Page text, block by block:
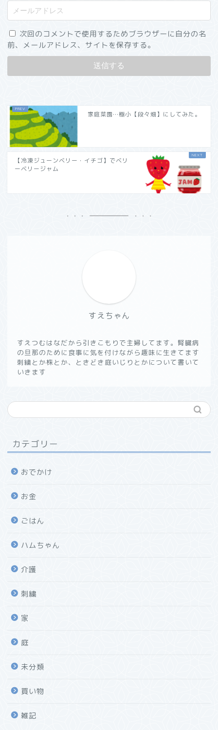
次回のコメントで使用するためブラウザーに自分の名
前、メールアドレス、サイトを保存する。
家庭菜園…極小【段々畑】にしてみた。
【冷凍ジューンベリー・イチゴ】でベリ
ーベリージャム
すえちゃん
すえつむはなだから引きこもりで主婦してます。腎臓病
の旦那のために食事に気を付けながら趣味に生きてます
刺繍とか株とか、ときどき庭いじりとかについて書いて
いきます
カテゴリー
おでかけ
お金
ごはん
ハムちゃん
介護
刺繍
家
庭
未分類
買い物
雑記